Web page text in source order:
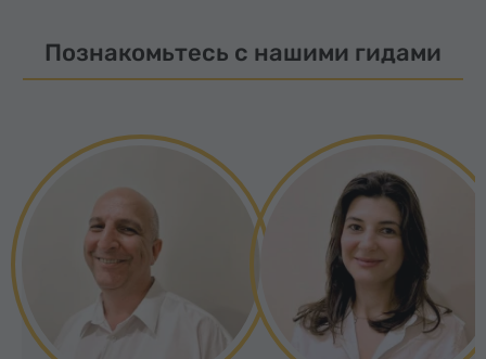
Познакомьтесь с нашими гидами